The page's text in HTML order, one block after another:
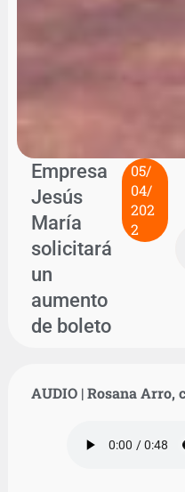
Empresa
Jesús
María
solicitará
un
aumento
de boleto
05/
04/
202
2
AUDIO | Rosana Arro,